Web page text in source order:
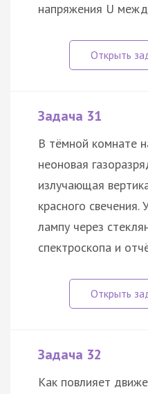
напряжения U
Задача 31
В тёмной комнате
неоновая
излучающая
красного свечения.
лампу через
спектроскопа и
Задача 32
Как повлияет